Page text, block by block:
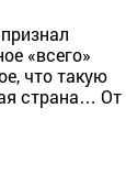
«всего»
что такую
страна… От